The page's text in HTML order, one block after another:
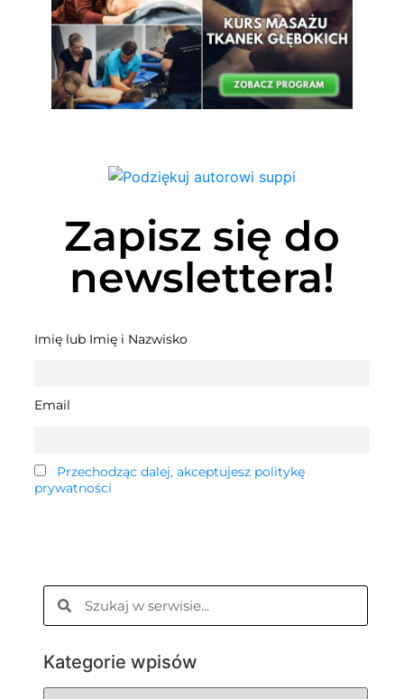
Zapisz się do
newslettera!
Imię lub Imię i Nazwisko
Email
Przechodząc dalej, akceptujesz politykę
prywatności
Kategorie wpisów